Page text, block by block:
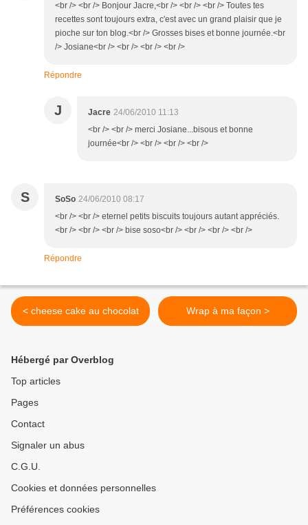
<br /> <br /> Bonjour Jacre,<br /> <br /> <br /> Toutes tes
recettes sont toujours extra, c'est avec un grand plaisir que je
pioche sur ton blog.<br /> Grosses bises et bonne journée.<br
/> Josiane<br /> <br /> <br /> <br />
Répondre
J Jacre 24/06/2010 11:13
<br /> <br /> merci Josiane...bisous et bonne
journée<br /> <br /> <br /> <br />
S SoSo 24/06/2010 08:17
<br /> <br /> eternel petits biscuits toujours autant appréciés.
<br /> <br /> <br /> bise soso<br /> <br /> <br /> <br />
Répondre
< cheese cake au chocolat Wrap à ma façon >
Hébergé par Overblog
Top articles
Pages
Contact
Signaler un abus
C.G.U.
Cookies et données personnelles
Préférences cookies